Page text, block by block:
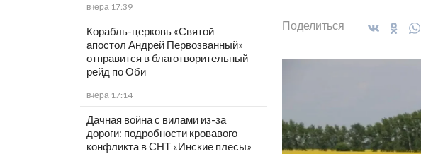
вчера 17:39
Корабль-церковь «Святой
апостол Андрей Первозванный»
отправится в благотворительный
рейд по Оби
вчера 17:14
Дачная война с вилами из-за
дороги: подробности кровавого
конфликта в СНТ «Инские плесы»
Поделиться